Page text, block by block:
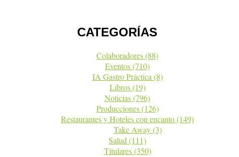
CATEGORÍAS
Colaboradores(88)
Eventos(710)
IA Gastro Práctica(8)
Libros(19)
Noticias(796)
Producciones(126)
Restaurantes y Hoteles con encanto(149)
Take Away(3)
Salud(111)
Titulares(350)